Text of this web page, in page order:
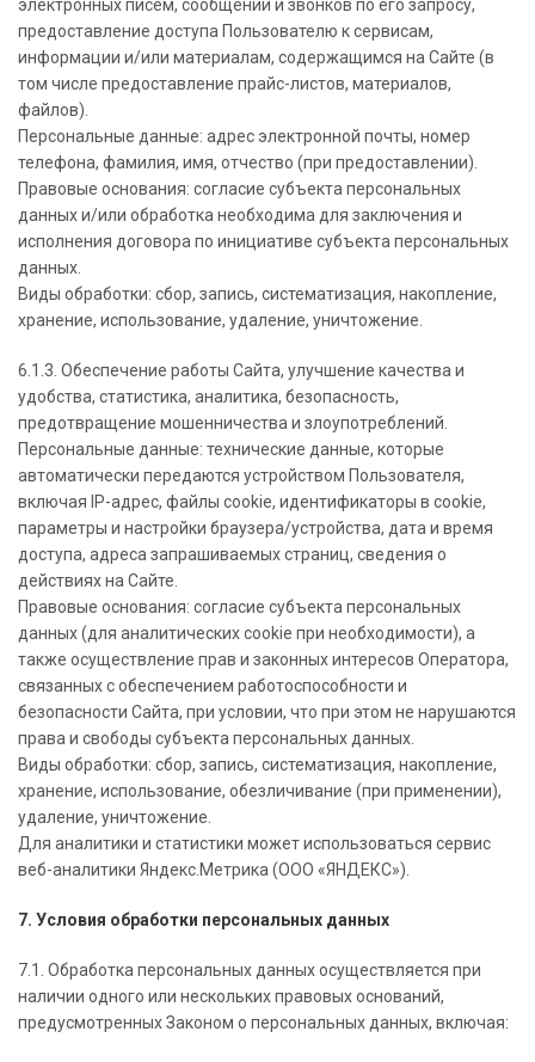
электронных писем, сообщений и звонков по его запросу,
предоставление доступа Пользователю к сервисам,
информации и/или материалам, содержащимся на Сайте (в
том числе предоставление прайс-листов, материалов,
файлов).
Персональные данные: адрес электронной почты, номер
телефона, фамилия, имя, отчество (при предоставлении).
Правовые основания: согласие субъекта персональных
данных и/или обработка необходима для заключения и
исполнения договора по инициативе субъекта персональных
данных.
Виды обработки: сбор, запись, систематизация, накопление,
хранение, использование, удаление, уничтожение.
6.1.3. Обеспечение работы Сайта, улучшение качества и
удобства, статистика, аналитика, безопасность,
предотвращение мошенничества и злоупотреблений.
Персональные данные: технические данные, которые
автоматически передаются устройством Пользователя,
включая IP-адрес, файлы cookie, идентификаторы в cookie,
параметры и настройки браузера/устройства, дата и время
доступа, адреса запрашиваемых страниц, сведения о
действиях на Сайте.
Правовые основания: согласие субъекта персональных
данных (для аналитических cookie при необходимости), а
также осуществление прав и законных интересов Оператора,
связанных с обеспечением работоспособности и
безопасности Сайта, при условии, что при этом не нарушаются
права и свободы субъекта персональных данных.
Виды обработки: сбор, запись, систематизация, накопление,
хранение, использование, обезличивание (при применении),
удаление, уничтожение.
Для аналитики и статистики может использоваться сервис
веб-аналитики Яндекс.Метрика (ООО «ЯНДЕКС»).
7. Условия обработки персональных данных
7.1. Обработка персональных данных осуществляется при
наличии одного или нескольких правовых оснований,
предусмотренных Законом о персональных данных, включая: